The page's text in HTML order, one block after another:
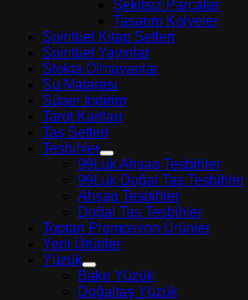
Şekilsiz Parçalar
Tasarım Kolyeler
Spiritüel Kitap Setleri
Spiritüel Yayınlar
Stokta Olmayanlar
Su Matarası
Süper İndirim
Tarot Kartları
Taş Setleri
Tesbihler
99Luk Ahşap Tesbihler
99Luk Doğal Taş Tesbihler
Ahşap Tesbihler
Doğal Taş Tesbihler
Toptan Promosyon Ürünler
Yeni Ürünler
Yüzük
Bakır Yüzük
Doğaltaş Yüzük